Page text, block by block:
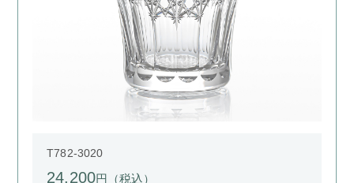
T782-3020
24,200円（税込）